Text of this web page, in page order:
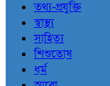
তথ্য-প্রযুক্তি
স্বাস্থ্য
সাহিত্য
শিশুতোষ
ধর্ম